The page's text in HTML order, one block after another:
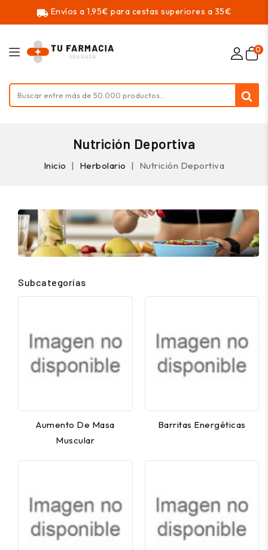
local_shipping Envíos a 1,95€ para cestas superiores a 35€
0
Nutrición Deportiva
Inicio Herbolario Nutrición Deportiva
Subcategorías
Aumento De Masa
Muscular
Barritas Energéticas